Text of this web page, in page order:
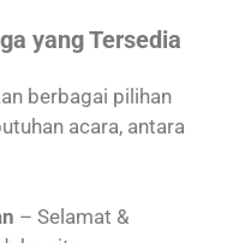
yang Tersedia
berbagai pilihan
acara, antara
– Selamat &